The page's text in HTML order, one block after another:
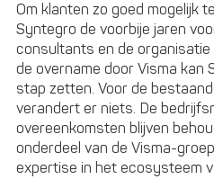
Om klanten zo goed mogelijk
Syntegro de voorbije jaren
consultants en de organisatie
de overname door Visma kan
stap zetten. Voor de
verandert er niets. De
overeenkomsten blijven
onderdeel van de Visma-
expertise in het ecosysteem